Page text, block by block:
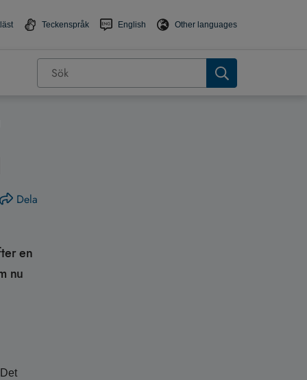
Teckenspråk English Other languages
Dela
en
nu